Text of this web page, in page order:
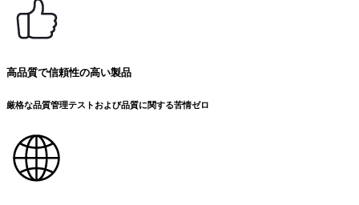
高品質で信頼性の高い製品
厳格な品質管理テストおよび品質に関する苦情ゼロ